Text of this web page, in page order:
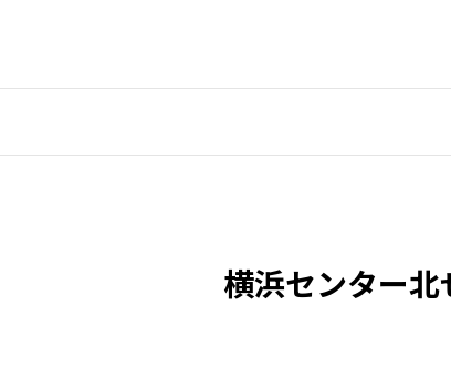
横浜センター